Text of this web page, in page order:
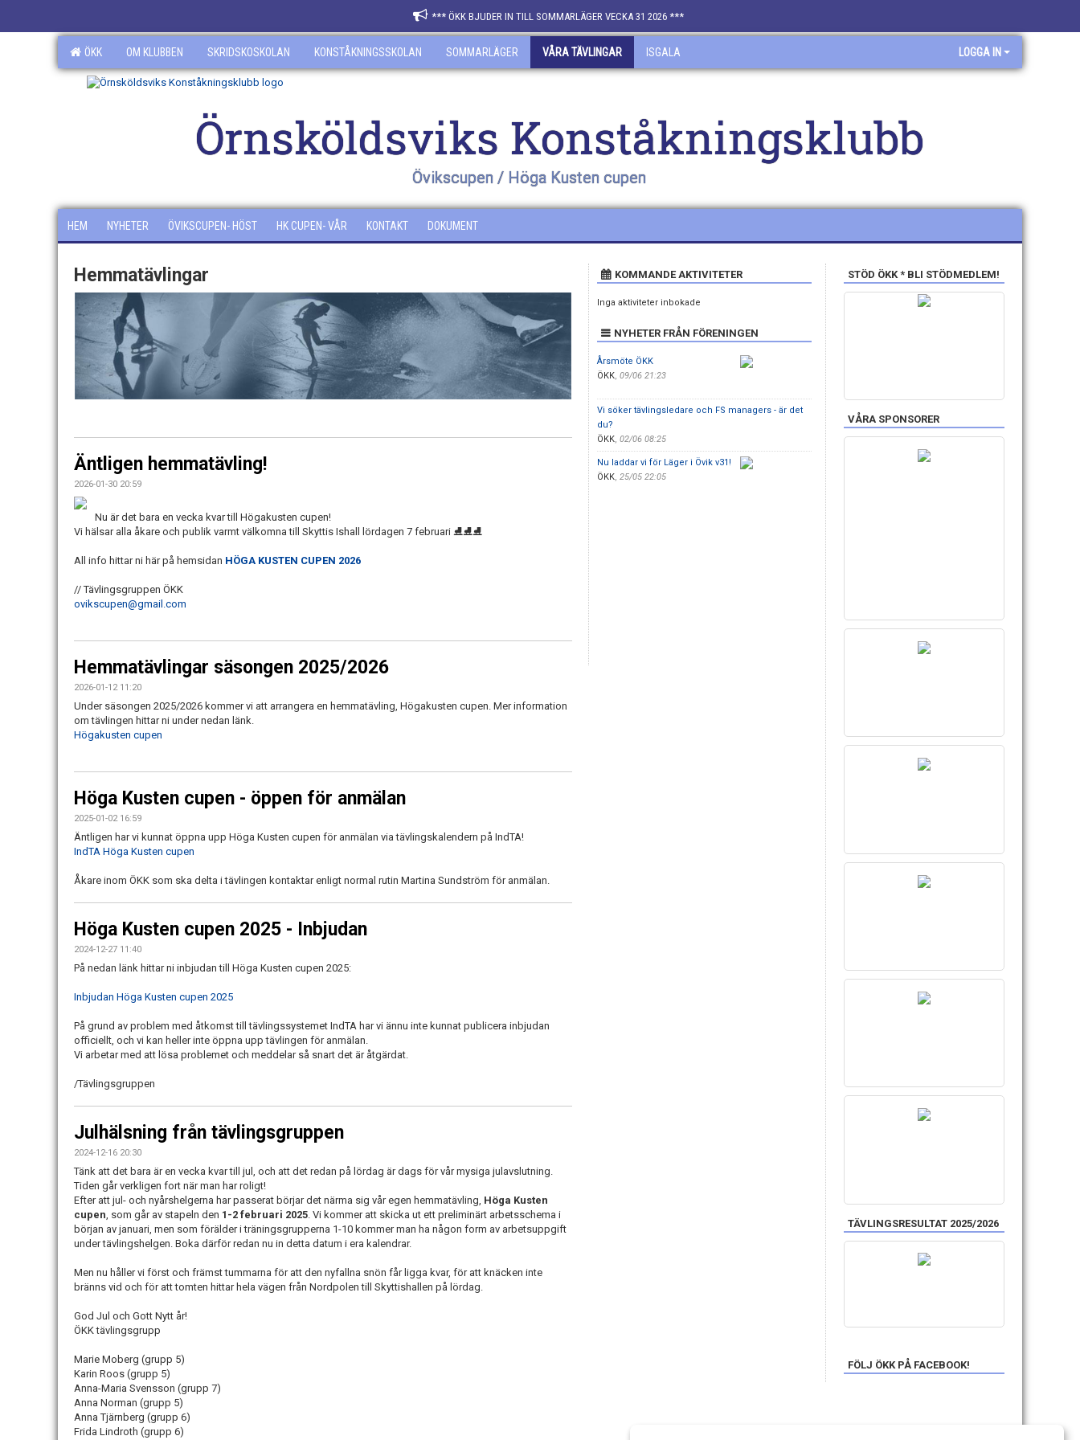
*** ÖKK BJUDER IN TILL SOMMARLÄGER VECKA 31 2026 ***
ÖKK OM KLUBBEN SKRIDSKOSKOLAN KONSTÅKNINGSSKOLAN SOMMARLÄGER VÅRA TÄVLINGAR ISGALA LOGGA IN
Örnsköldsviks Konståkningsklubb
Övikscupen / Höga Kusten cupen
HEM NYHETER ÖVIKSCUPEN- HÖST HK CUPEN- VÅR KONTAKT DOKUMENT
Hemmatävlingar
Äntligen hemmatävling!
2026-01-30 20:59
Nu är det bara en vecka kvar till Högakusten cupen!
Vi hälsar alla åkare och publik varmt välkomna till Skyttis Ishall lördagen 7 februari ⛸️⛸️⛸️
All info hittar ni här på hemsidan HÖGA KUSTEN CUPEN 2026
// Tävlingsgruppen ÖKK
ovikscupen@gmail.com
Hemmatävlingar säsongen 2025/2026
2026-01-12 11:20
Under säsongen 2025/2026 kommer vi att arrangera en hemmatävling, Högakusten cupen. Mer information
om tävlingen hittar ni under nedan länk.
Högakusten cupen
Höga Kusten cupen - öppen för anmälan
2025-01-02 16:59
Äntligen har vi kunnat öppna upp Höga Kusten cupen för anmälan via tävlingskalendern på IndTA!
IndTA Höga Kusten cupen
Åkare inom ÖKK som ska delta i tävlingen kontaktar enligt normal rutin Martina Sundström för anmälan.
Höga Kusten cupen 2025 - Inbjudan
2024-12-27 11:40
På nedan länk hittar ni inbjudan till Höga Kusten cupen 2025:
Inbjudan Höga Kusten cupen 2025
På grund av problem med åtkomst till tävlingssystemet IndTA har vi ännu inte kunnat publicera inbjudan
officiellt, och vi kan heller inte öppna upp tävlingen för anmälan.
Vi arbetar med att lösa problemet och meddelar så snart det är åtgärdat.
/Tävlingsgruppen
Julhälsning från tävlingsgruppen
2024-12-16 20:30
Tänk att det bara är en vecka kvar till jul, och att det redan på lördag är dags för vår mysiga julavslutning.
Tiden går verkligen fort när man har roligt!
Efter att jul- och nyårshelgerna har passerat börjar det närma sig vår egen hemmatävling, Höga Kusten
cupen , som går av stapeln den 1-2 februari 2025 . Vi kommer att skicka ut ett preliminärt arbetsschema i
början av januari, men som förälder i träningsgrupperna 1-10 kommer man ha någon form av arbetsuppgift
under tävlingshelgen. Boka därför redan nu in detta datum i era kalendrar.
Men nu håller vi först och främst tummarna för att den nyfallna snön får ligga kvar, för att knäcken inte
bränns vid och för att tomten hittar hela vägen från Nordpolen till Skyttishallen på lördag.
God Jul och Gott Nytt år!
ÖKK tävlingsgrupp
Marie Moberg (grupp 5)
Karin Roos (grupp 5)
Anna-Maria Svensson (grupp 7)
Anna Norman (grupp 5)
Anna Tjärnberg (grupp 6)
Frida Lindroth (grupp 6)
KOMMANDE AKTIVITETER
Inga aktiviteter inbokade
NYHETER FRÅN FÖRENINGEN
Årsmöte ÖKK
ÖKK, 09/06 21:23
Vi söker tävlingsledare och FS managers - är det
du?
ÖKK, 02/06 08:25
Nu laddar vi för Läger i Övik v31!
ÖKK, 25/05 22:05
STÖD ÖKK * BLI STÖDMEDLEM!
VÅRA SPONSORER
TÄVLINGSRESULTAT 2025/2026
FÖLJ ÖKK PÅ FACEBOOK!